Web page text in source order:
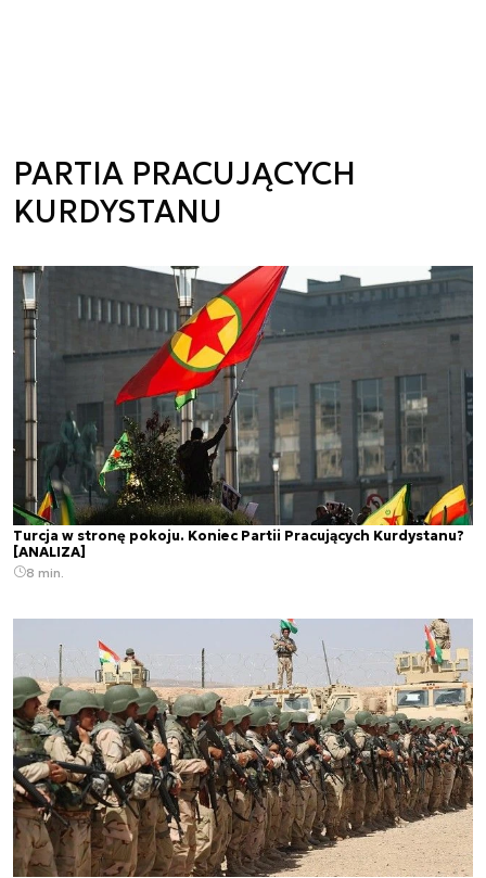
PARTIA PRACUJĄCYCH
KURDYSTANU
Turcja w stronę pokoju. Koniec Partii Pracujących Kurdystanu?
[ANALIZA]
8 min.